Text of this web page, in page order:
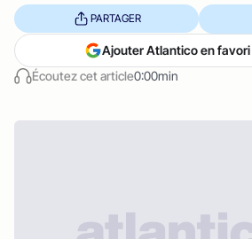
Écoutez cet article0:00min
PARTAGER
Ajouter Atlantico en favori